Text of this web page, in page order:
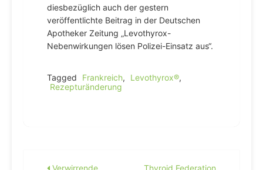
diesbezüglich auch der gestern
veröffentlichte Beitrag in der Deutschen
Apotheker Zeitung „Levothyrox-
Nebenwirkungen lösen Polizei-Einsatz aus“.
Tagged Frankreich, Levothyrox®,
Rezepturänderung
Verwirrende
Thyroid Federation